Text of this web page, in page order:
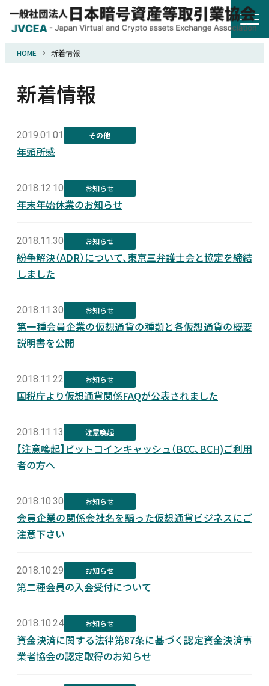
HOME
協会概要
規則・ガイドライン
会員紹介
詐欺関連情報
採用情報
お問い合わせ
JP
HOME 新着情報
新着情報
2019.01.01 その他
年頭所感
2018.12.10 お知らせ
年末年始休業のお知らせ
2018.11.30 お知らせ
紛争解決（ADR）について、東京三弁護士会と協定を締結
しました
2018.11.30 お知らせ
第一種会員企業の仮想通貨の種類と各仮想通貨の概要
説明書を公開
2018.11.22 お知らせ
国税庁より仮想通貨関係FAQが公表されました
2018.11.13 注意喚起
【注意喚起】ビットコインキャッシュ（BCC、BCH)ご利用
者の方へ
2018.10.30 お知らせ
会員企業の関係会社名を騙った仮想通貨ビジネスにご
注意下さい
2018.10.29 お知らせ
第二種会員の入会受付について
2018.10.24 お知らせ
資金決済に関する法律第87条に基づく認定資金決済事
業者協会の認定取得のお知らせ